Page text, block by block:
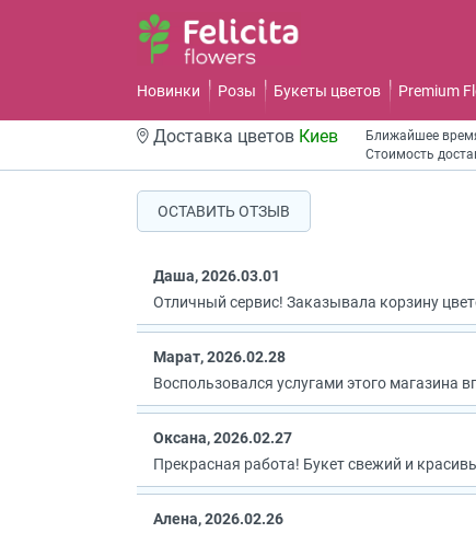
Новинки Розы Букеты цветов Premium
Доставка цветов Киев
Ближайшее
Стоимость
ОСТАВИТЬ ОТЗЫВ
Даша, 2026.03.01
Отличный сервис! Заказывала корзину
Марат, 2026.02.28
Воспользовался услугами этого магазина
Оксана, 2026.02.27
Прекрасная работа! Букет свежий и
Алена, 2026.02.26